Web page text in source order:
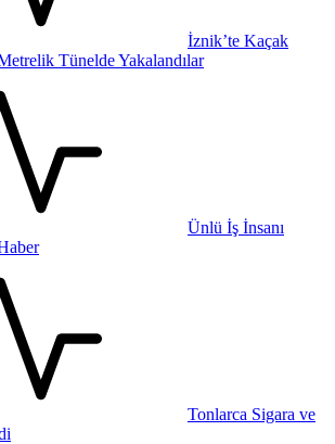
İznik’te Kaçak
Tünelde Yakalandılar
Ünlü İş İnsanı
Tonlarca Sigara ve